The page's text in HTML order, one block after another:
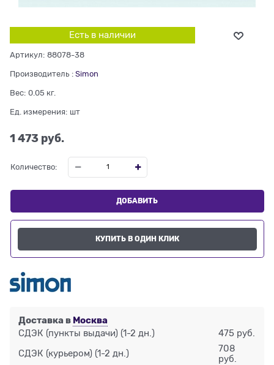
Есть в наличии
Артикул: 88078-38
Производитель : Simon
Вес: 0.05 кг.
Ед. измерения: шт
1 473 руб.
Количество:
ДОБАВИТЬ
КУПИТЬ В ОДИН КЛИК
Доставка в Москва
СДЭК (пункты выдачи) (1-2 дн.) 475 руб.
СДЭК (курьером) (1-2 дн.)
708
руб.